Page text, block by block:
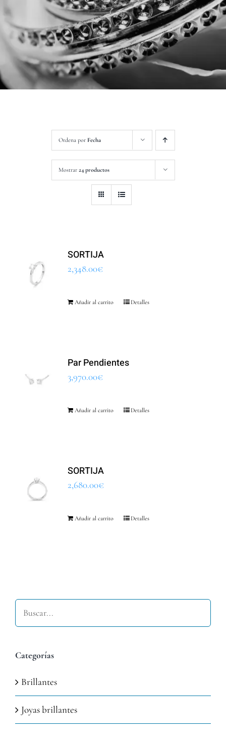
Ordena por Fecha
Mostrar 24 productos
SORTIJA
2,348.00€
Añadir al carrito Detalles
Par Pendientes
3,970.00€
Añadir al carrito Detalles
SORTIJA
2,680.00€
Añadir al carrito Detalles
Buscar
Categorías
Brillantes
Joyas brillantes